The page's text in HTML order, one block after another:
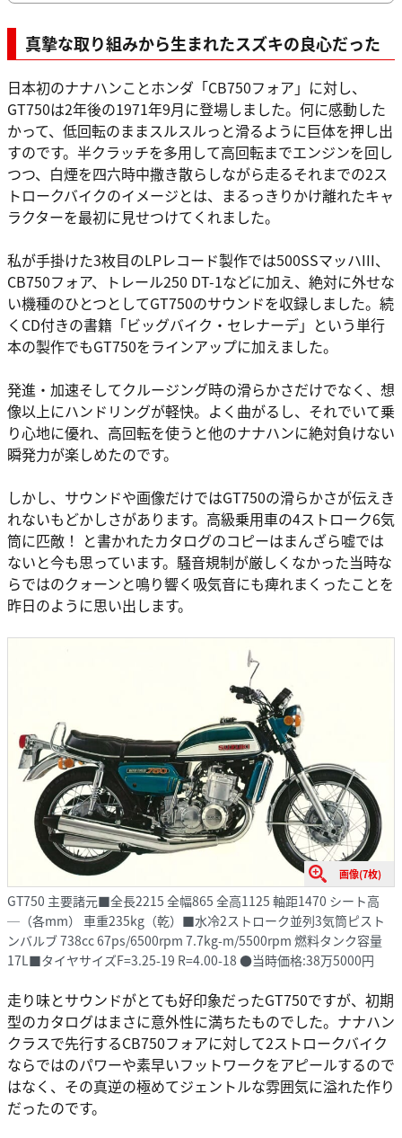
真摯な取り組みから生まれたスズキの良心だった
日本初のナナハンことホンダ「CB750フォア」に対し、
GT750は2年後の1971年9月に登場しました。何に感動した
かって、低回転のままスルスルっと滑るように巨体を押し出
すのです。半クラッチを多用して高回転までエンジンを回し
つつ、白煙を四六時中撒き散らしながら走るそれまでの2ス
トロークバイクのイメージとは、まるっきりかけ離れたキャ
ラクターを最初に見せつけてくれました。
私が手掛けた3枚目のLPレコード製作では500SSマッハIII、
CB750フォア、トレール250 DT-1などに加え、絶対に外せな
い機種のひとつとしてGT750のサウンドを収録しました。続
くCD付きの書籍「ビッグバイク・セレナーデ」という単行
本の製作でもGT750をラインアップに加えました。
発進・加速そしてクルージング時の滑らかさだけでなく、想
像以上にハンドリングが軽快。よく曲がるし、それでいて乗
り心地に優れ、高回転を使うと他のナナハンに絶対負けない
瞬発力が楽しめたのです。
しかし、サウンドや画像だけではGT750の滑らかさが伝えき
れないもどかしさがあります。高級乗用車の4ストローク6気
筒に匹敵！ と書かれたカタログのコピーはまんざら嘘では
ないと今も思っています。騒音規制が厳しくなかった当時な
らではのクォーンと鳴り響く吸気音にも痺れまくったことを
昨日のように思い出します。
画像(7枚)
GT750 主要諸元■全長2215 全幅865 全高1125 軸距1470 シート高
─（各mm） 車重235kg（乾）■水冷2ストローク並列3気筒ピスト
ンバルブ 738cc 67ps/6500rpm 7.7kg-m/5500rpm 燃料タンク容量
17L■タイヤサイズF=3.25-19 R=4.00-18 ●当時価格:38万5000円
走り味とサウンドがとても好印象だったGT750ですが、初期
型のカタログはまさに意外性に満ちたものでした。ナナハン
クラスで先行するCB750フォアに対して2ストロークバイク
ならではのパワーや素早いフットワークをアピールするので
はなく、その真逆の極めてジェントルな雰囲気に溢れた作り
だったのです。